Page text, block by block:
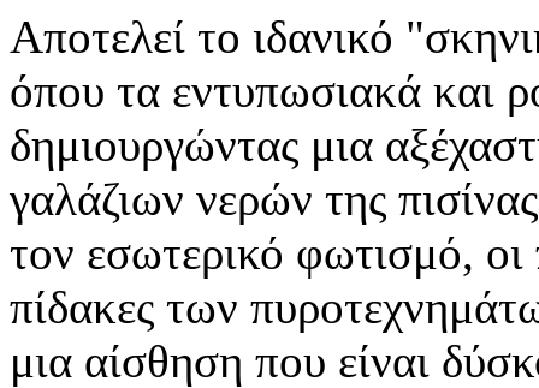
Αποτελεί το ιδανικό
όπου τα εντυπωσιακά και
δημιουργώντας μια
γαλάζιων νερών της
τον εσωτερικό φωτισμό, οι
πίδακες των
μια αίσθηση που είναι